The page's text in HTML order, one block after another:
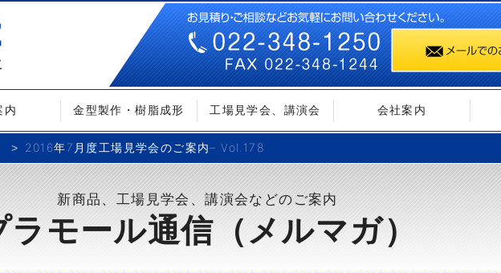
内 金型製作・樹脂成形 工場見学会、講演会 会社案内
2016年7月度工場見学会のご案内– Vol.178
新商品、工場見学会、講演会などのご案内
ラモール通信（メルマガ）